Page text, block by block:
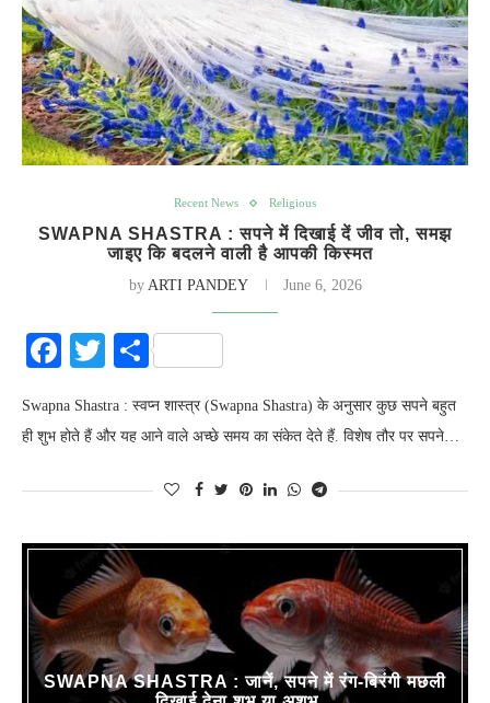
Recent News Religious
SWAPNA SHASTRA : सपने में दिखाई दें जीव तो, समझ
जाइए कि बदलने वाली है आपकी किस्मत
by ARTI PANDEY June 6, 2026
Facebook
Twitter
Share
Swapna Shastra : स्वप्न शास्त्र (Swapna Shastra) के अनुसार कुछ सपने बहुत
ही शुभ होते हैं और यह आने वाले अच्छे समय का संकेत देते हैं. विशेष तौर पर सपने…
SWAPNA SHASTRA : जानें, सपने में रंग-बिरंगी मछली